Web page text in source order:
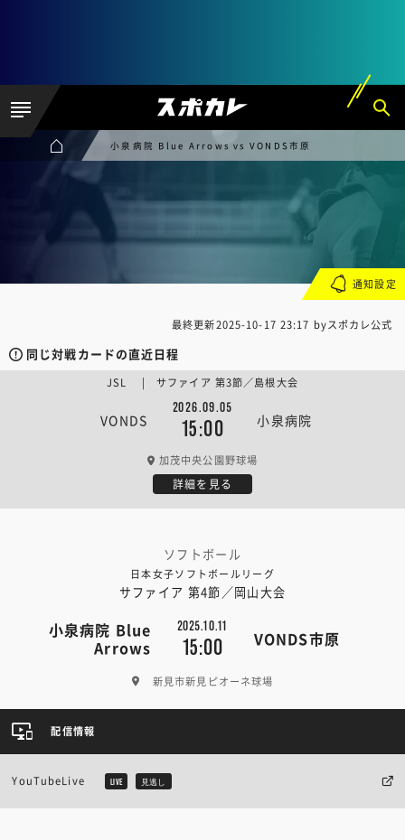
小泉病院 Blue Arrows vs VONDS市原
最終更新2025-10-17 23:17 byスポカレ公式
同じ対戦カードの直近日程
VONDS
2026.09.05
15:00 小泉病院
JSL | サファイア 第3節／島根大会
加茂中央公園野球場
詳細を見る
ソフトボール
日本女子ソフトボールリーグ
サファイア 第4節／岡山大会
小泉病院 Blue
Arrows
2025.10.11
15:00 VONDS市原
新見市新見ピオーネ球場
通知設定
配信情報
YouTubeLive LIVE 見逃し